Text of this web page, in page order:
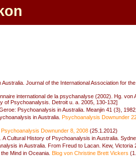
Journal of the International Association for
international de la psychanalyse (2002). Hg. von
of Psychoanalysis. Detroit u. a. 2005, 130-132]
Psychoanalysis in Australia. Meanjin 41 (3),
in Australia. Psychoanalysis Downunder
Psychoanalysis Downunder 8, 2008(25.1.2012)
A Cultural History of Psychoanalysis in Australia.
in Australia. From Freud to Lacan. Kew, Victoria
Mind in Oceania. Blog von Christine Brett Vickers